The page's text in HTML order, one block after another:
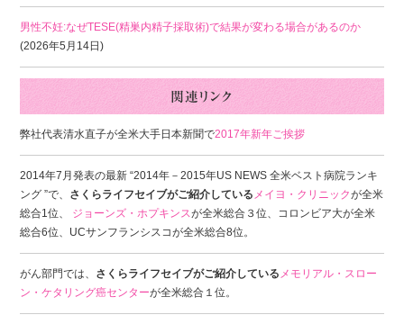
男性不妊:なぜTESE(精巣内精子採取術)で結果が変わる場合があるのか
(2026年5月14日)
弊社代表清水直子が全米大手日本新聞で2017年新年ご挨拶
2014年7月発表の最新 “2014年－2015年US NEWS 全米ベスト病院ランキ
ング ”で、 さくらライフセイブがご紹介している メイヨ・クリニックが全米
総合1位、 ジョーンズ・ホプキンスが全米総合３位、コロンビア大が全米
総合6位、UCサンフランシスコが全米総合8位。
がん部門では、 さくらライフセイブがご紹介している メモリアル・スロー
ン・ケタリング癌センターが全米総合１位。